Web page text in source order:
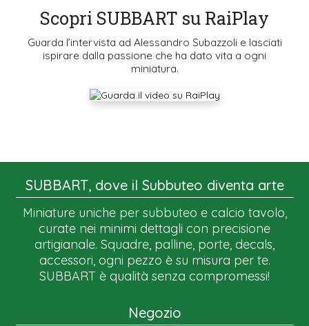
Scopri SUBBART su RaiPlay
Guarda l’intervista ad Alessandro Subazzoli e lasciati
ispirare dalla passione che ha dato vita a ogni
miniatura.
SUBBART, dove il Subbuteo diventa arte
Miniature uniche per subbuteo e calcio tavolo,
curate nei minimi dettagli con precisione
artigianale. Squadre, palline, porte, decals,
accessori, ogni pezzo è su misura per te.
SUBBART è qualità senza compromessi!
Negozio